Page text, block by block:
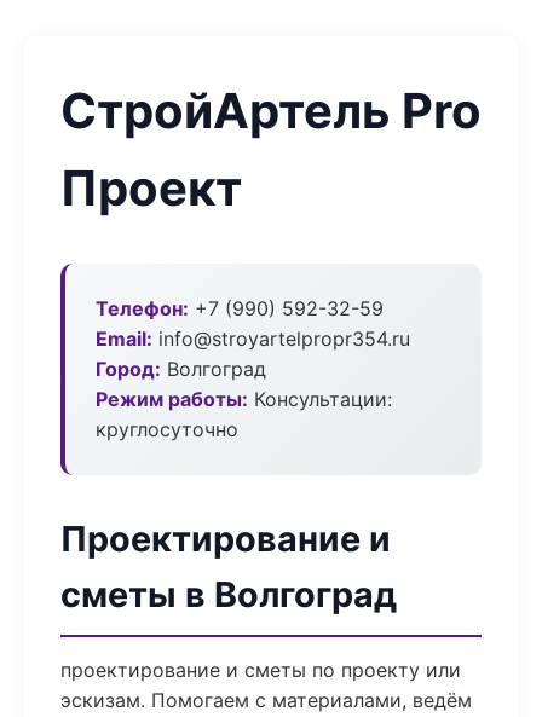
СтройАртель Pro
Проект
Телефон: +7 (990) 592-32-59
Email: info@stroyartelpropr354.ru
Город: Волгоград
Режим работы: Консультации:
круглосуточно
Проектирование и
сметы в Волгоград
проектирование и сметы по проекту или
эскизам. Помогаем с материалами, ведём